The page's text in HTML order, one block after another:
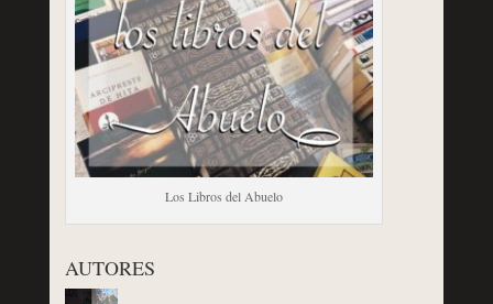
Los Libros del Abuelo
AUTORES